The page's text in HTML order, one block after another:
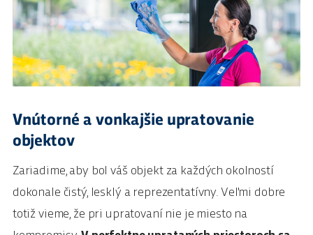
Vnútorné a vonkajšie upratovanie
objektov
Zariadime, aby bol váš objekt za každých okolností
dokonale čistý, lesklý a reprezentatívny. Veľmi dobre
totiž vieme, že pri upratovaní nie je miesto na